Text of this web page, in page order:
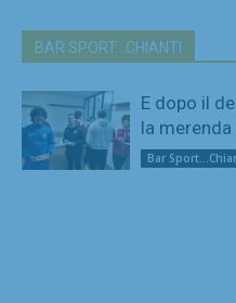
BAR SPORT...CHIANTI
E dopo il
la
Bar